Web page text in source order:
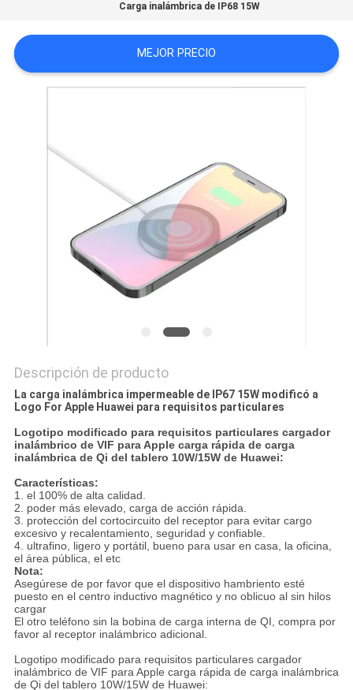
DEL
SITIO
POLICY
Carga inalámbrica de IP68 15W
MEJOR PRECIO
Descripción de producto
La carga inalámbrica impermeable de IP67 15W modificó a
Logo For Apple Huawei para requisitos particulares
Logotipo modificado para requisitos particulares cargador
inalámbrico de VIF para Apple carga rápida de carga
inalámbrica de Qi del tablero 10W/15W de Huawei:
Características:
1. el 100% de alta calidad.
2. poder más elevado, carga de acción rápida.
3. protección del cortocircuito del receptor para evitar cargo
excesivo y recalentamiento, seguridad y confiable.
4. ultrafino, ligero y portátil, bueno para usar en casa, la oficina,
el área pública, el etc
Nota:
Asegúrese de por favor que el dispositivo hambriento esté
puesto en el centro inductivo magnético y no oblicuo al sin hilos
cargar
El otro teléfono sin la bobina de carga interna de QI, compra por
favor al receptor inalámbrico adicional.
Logotipo modificado para requisitos particulares cargador
inalámbrico de VIF para Apple carga rápida de carga inalámbrica
de Qi del tablero 10W/15W de Huawei: